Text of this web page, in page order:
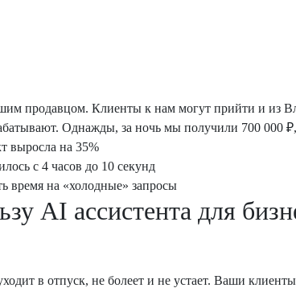
продавцом. Клиенты к нам могут прийти и из
Однажды, за ночь мы получили 700 000
выросла на 35%
с 4 часов до 10 секунд
время на «холодные» запросы
AI ассистента для
в отпуск, не болеет и не устает. Ваши